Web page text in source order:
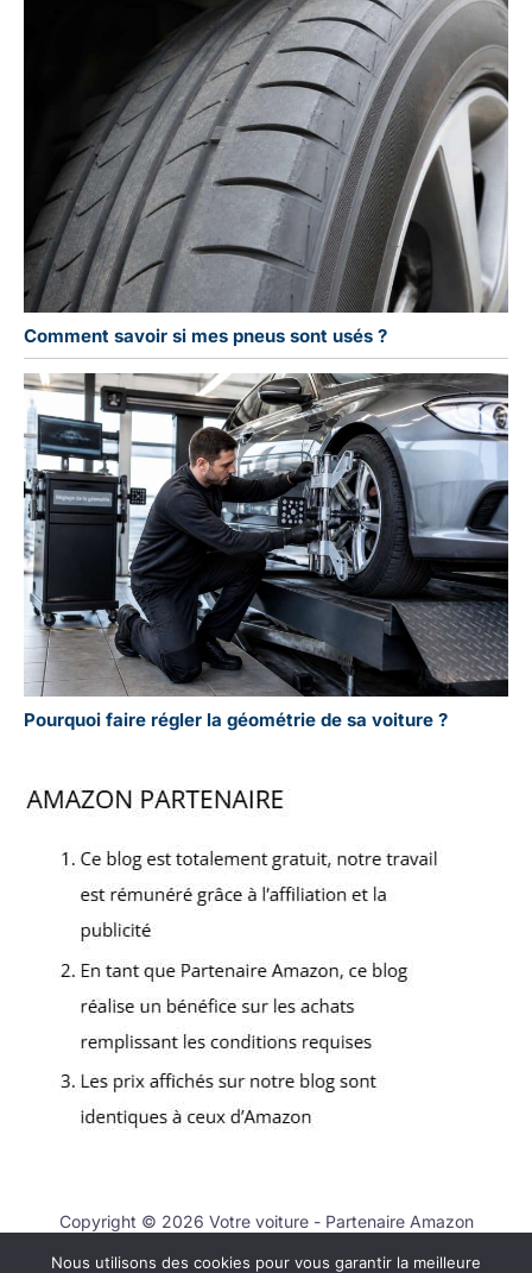
Comment savoir si mes pneus sont usés ?
Pourquoi faire régler la géométrie de sa voiture ?
Copyright © 2026 Votre voiture - Partenaire Amazon
Contact
Nous utilisons des cookies pour vous garantir la meilleure